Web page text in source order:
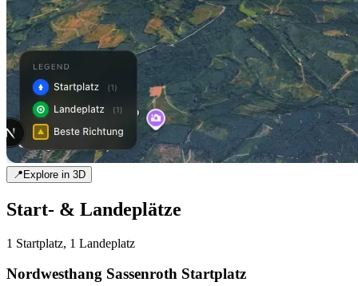
📍Explore in 3D
Start- & Landeplätze
1 Startplatz, 1 Landeplatz
Nordwesthang Sassenroth Startplatz